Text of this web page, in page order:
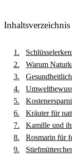
Inhaltsverzeichnis
Warum
Kräuter für
Kamille und
Rosmarin für